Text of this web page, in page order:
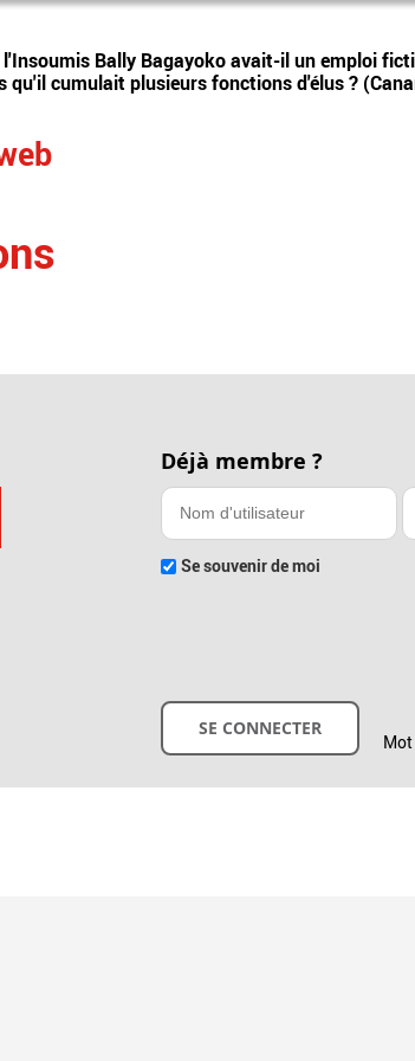
l'Insoumis Bally Bagayoko avait-il un emploi
qu'il cumulait plusieurs fonctions d'élus ?
Déjà membre ?
Se souvenir de moi